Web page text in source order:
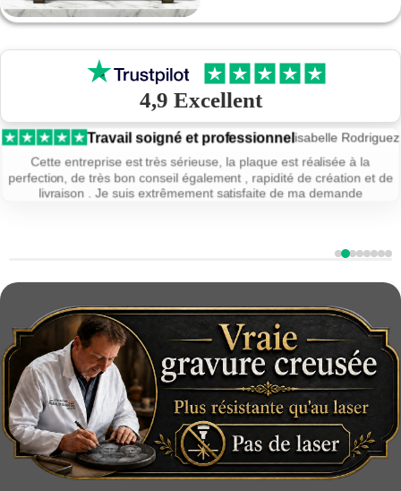
4,9 Excellent
Travail soigné et professionnelisabelle Rodriguez
Cette entreprise est très sérieuse, la plaque est réalisée à la
perfection, de très bon conseil également , rapidité de création et de
livraison . Je suis extrêmement satisfaite de ma demande
Avis 1
Avis 2
Avis 3
Avis 4
Avis 5
Avis